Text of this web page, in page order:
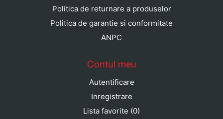
Politica de returnare a produselor
Politica de garantie si conformitate
ANPC
Contul meu
Autentificare
Inregistrare
Lista favorite (0)